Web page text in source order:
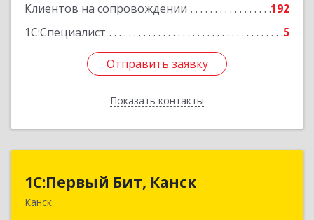
Клиентов на сопровождении
192
1С:Специалист
5
Отправить заявку
Показать контакты
Отправить заявку
Назад
1С:Первый Бит, Канск
Канск